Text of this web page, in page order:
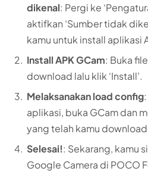
dikenal: Pergi ke
aktifkan ‘Sumber tidak
kamu untuk install aplikasi
Install APK GCam: Buka
download lalu klik ‘Install’.
Melaksanakan load config
aplikasi, buka GCam dan
yang telah kamu
Selesai!: Sekarang, kamu
Google Camera di POCO